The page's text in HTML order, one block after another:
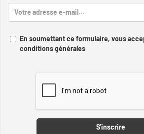
En soumettant ce formulaire, vous
conditions générales
S'inscrire